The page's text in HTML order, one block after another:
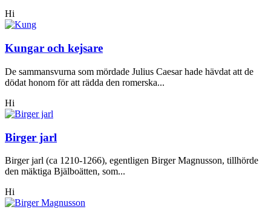
Hi
Kungar och kejsare
De sammansvurna som mördade Julius Caesar hade hävdat att de
dödat honom för att rädda den romerska...
Hi
Birger jarl
Birger jarl (ca 1210-1266), egentligen Birger Magnusson, tillhörde
den mäktiga Bjälboätten, som...
Hi